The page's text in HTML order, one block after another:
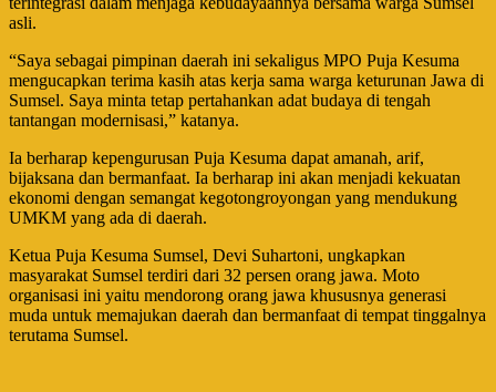
asli.
“Saya sebagai pimpinan daerah ini sekaligus MPO Puja Kesuma
mengucapkan terima kasih atas kerja sama warga keturunan Jawa di
Sumsel. Saya minta tetap pertahankan adat budaya di tengah
tantangan modernisasi,” katanya.
Ia berharap kepengurusan Puja Kesuma dapat amanah, arif,
bijaksana dan bermanfaat. Ia berharap ini akan menjadi kekuatan
ekonomi dengan semangat kegotongroyongan yang mendukung
UMKM yang ada di daerah.
Ketua Puja Kesuma Sumsel, Devi Suhartoni, ungkapkan
masyarakat Sumsel terdiri dari 32 persen orang jawa. Moto
organisasi ini yaitu mendorong orang jawa khususnya generasi
muda untuk memajukan daerah dan bermanfaat di tempat tinggalnya
terutama Sumsel.